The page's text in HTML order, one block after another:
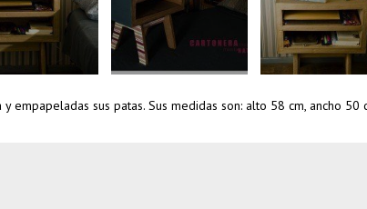
empapeladas sus patas. Sus medidas son: alto 58 cm, ancho 50